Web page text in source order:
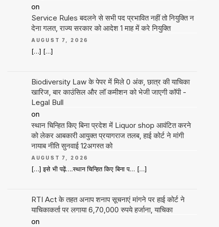
on
Service Rules बदलने से सभी पद प्रभावित नहीं तो नियुक्ति न
देना गलत, राज्य सरकार को आदेश 1 माह में करे नियुक्ति
AUGUST 7, 2026
[…] […]
Biodiversity Law के पेपर में मिले 0 अंक, छात्र की याचिका
खारिज, बार काउंसिल और लॉ कमीशन को भेजी जाएगी कॉपी -
Legal Bull
on
स्थान चिन्हित किए बिना प्रदेश में Liquor shop आवंटित करने
को लेकर आबकारी आयुक्त प्रयागराज तलब, हाई कोर्ट ने मांगी
नायाब नीति सुनवाई 12अगस्त को
AUGUST 7, 2026
[…] इसे भी पढ़ें….स्थान चिन्हित किए बिना प… […]
RTI Act के तहत अनाप शनाप सूचनाएं मांगने पर हाई कोर्ट ने
याचिकाकर्ता पर लगाया 6,70,000 रुपये हर्जाना, याचिका
on